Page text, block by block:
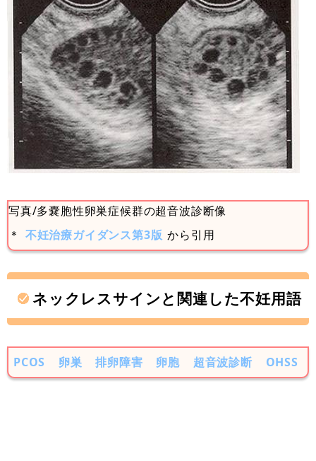
写真/多嚢胞性卵巣症候群の超音波診断像
＊ 不妊治療ガイダンス第3版 から引用
ネックレスサインと関連した不妊用語
PCOS 卵巣 排卵障害 卵胞 超音波診断 OHSS